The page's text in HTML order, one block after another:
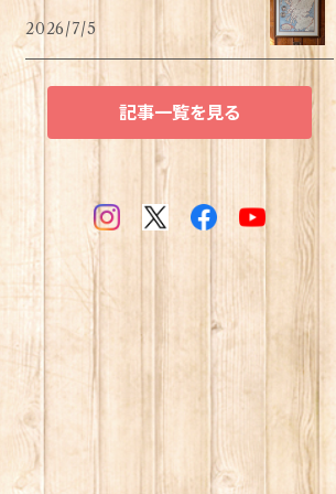
2026/7/5
記事一覧を見る